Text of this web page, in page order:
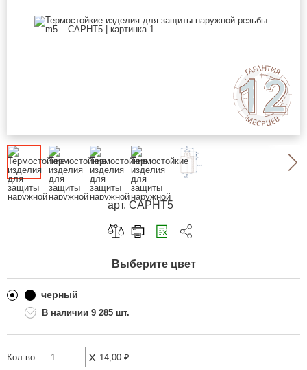
арт. CAPHT5
Скопировать ссылку
Telegram
Выберите цвет
черный
9 285 шт.
Кол-во: x 14,00 ₽